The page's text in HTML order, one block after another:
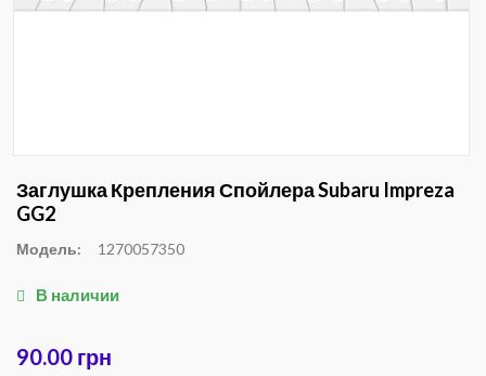
Заглушка Крепления Спойлера Subaru Impreza
GG2
Модель: 1270057350
В наличии
90.00 грн